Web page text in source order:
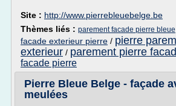
Site : http://www.pierrebleuebelge.be
Thèmes liés : parement facade pierre bleue
facade exterieur pierre / pierre
exterieur / parement pierre
facade pierre
Pierre Bleue Belge - façade
meulées